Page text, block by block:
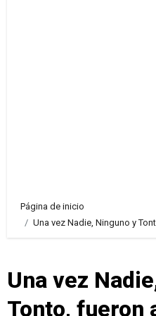
Página de inicio
Una vez Nadie, Ninguno y
Una vez
Tonto, fueron